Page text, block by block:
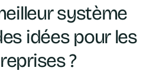
système
idées pour les
?